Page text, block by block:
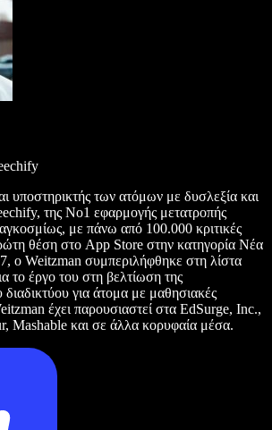
υποστηρικτής των ατόμων με δυσλεξία και
της Νο1 εφαρμογής μετατροπής
με πάνω από 100.000 κριτικές
θέση στο App Store στην κατηγορία Νέα
ο Weitzman συμπεριλήφθηκε στη λίστα
το έργο του στη βελτίωση της
για άτομα με μαθησιακές
έχει παρουσιαστεί στα EdSurge, Inc.,
Mashable και σε άλλα κορυφαία μέσα.